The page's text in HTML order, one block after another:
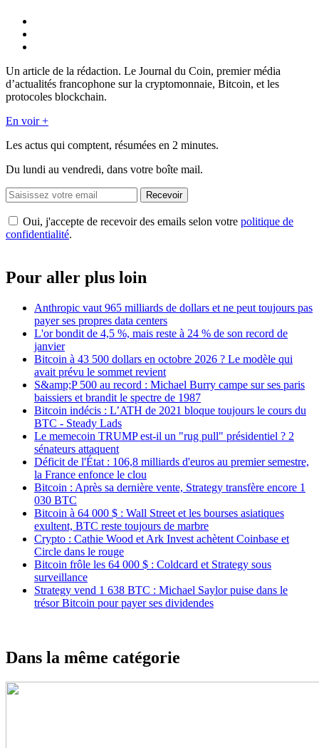
Un article de la rédaction. Le Journal du Coin, premier média
d’actualités francophone sur la cryptomonnaie, Bitcoin, et les
protocoles blockchain.
En voir +
Les actus qui comptent, résumées en 2 minutes.
Du lundi au vendredi, dans votre boîte mail.
Recevoir
Oui, j'accepte de recevoir des emails selon votre politique de
confidentialité.
Pour aller plus loin
Anthropic vaut 965 milliards de dollars et ne peut toujours pas
payer ses propres data centers
L'or bondit de 4,5 %, mais reste à 24 % de son record de
janvier
Bitcoin à 43 500 dollars en octobre 2026 ? Le modèle qui
avait prévu le sommet revient
S&amp;P 500 au record : Michael Burry campe sur ses paris
baissiers et brandit le spectre de 1987
Bitcoin indécis : L’ATH de 2021 bloque toujours le cours du
BTC - Steady Lads
Le memecoin TRUMP est-il un "rug pull" présidentiel ? 2
sénateurs attaquent
Déficit de l'État : 106,8 milliards d'euros au premier semestre,
la France enfonce le clou
Bitcoin : Après sa dernière vente, Strategy transfère encore 1
030 BTC
Bitcoin à 64 000 $ : Wall Street et les bourses asiatiques
exultent, BTC reste toujours de marbre
Crypto : Cathie Wood et Ark Invest achètent Coinbase et
Circle dans le rouge
Bitcoin frôle les 64 000 $ : Coldcard et Strategy sous
surveillance
Strategy vend 1 638 BTC : Michael Saylor puise dans le
trésor Bitcoin pour payer ses dividendes
Dans la même catégorie